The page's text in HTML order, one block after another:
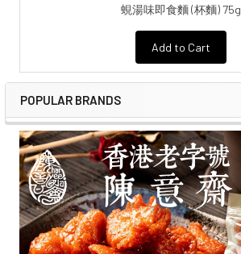
蜆湯味即食麵 (杯麵) 75g
Add to Cart
POPULAR BRANDS